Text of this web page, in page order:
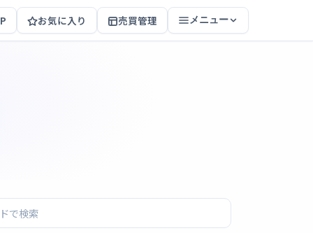
お気に入り 売買管理 メニュー